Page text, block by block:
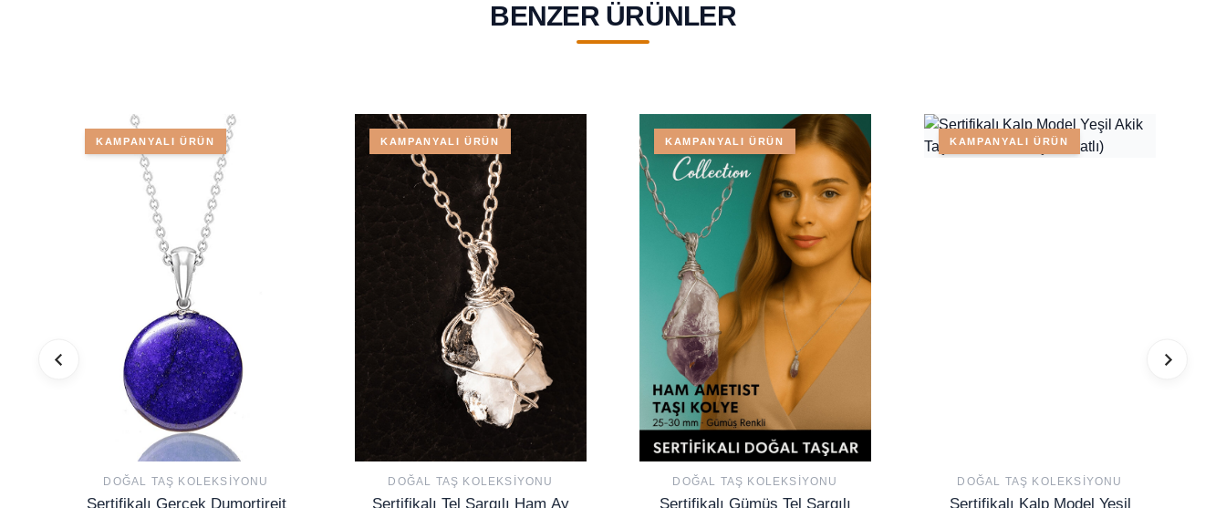
BENZER ÜRÜNLER
KAMPANYALI ÜRÜN
DOĞAL TAŞ KOLEKSIYONU
Sertifikalı Gerçek Dumortireit
KAMPANYALI ÜRÜN
DOĞAL TAŞ KOLEKSIYONU
Sertifikalı Tel Sargılı Ham Ay
KAMPANYALI ÜRÜN
DOĞAL TAŞ KOLEKSIYONU
Sertifikalı Gümüş Tel Sargılı
KAMPANYALI ÜRÜN
DOĞAL TAŞ KOLEKSIYONU
Sertifikalı Kalp Model Yeşil